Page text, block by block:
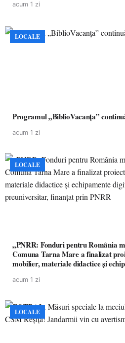
acum 1 zi
LOCALE
Programul „BiblioVacanța”
acum 1 zi
LOCALE
„PNRR: Fonduri pentru România
Comuna Tarna Mare a finalizat
mobilier, materiale didactice și
acum 1 zi
LOCALE